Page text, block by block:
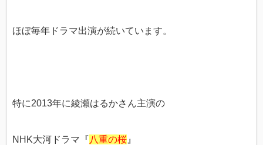
ほぼ毎年ドラマ出演が続いています。
特に2013年に綾瀬はるかさん主演の
NHK大河ドラマ『八重の桜 』